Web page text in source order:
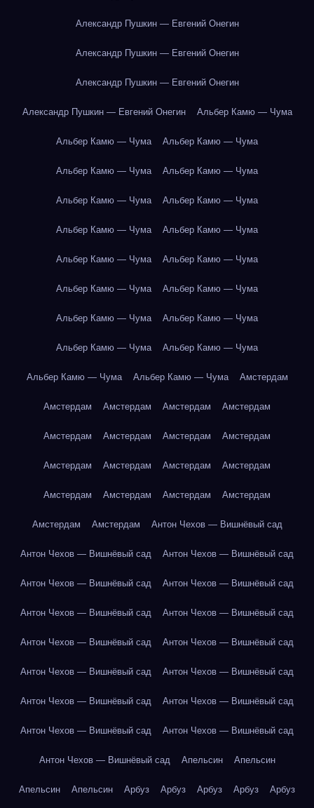
Александр Пушкин — Евгений Онегин
Александр Пушкин — Евгений Онегин
Александр Пушкин — Евгений Онегин
Александр Пушкин — Евгений Онегин Альбер Камю — Чума
Альбер Камю — Чума Альбер Камю — Чума
Альбер Камю — Чума Альбер Камю — Чума
Альбер Камю — Чума Альбер Камю — Чума
Альбер Камю — Чума Альбер Камю — Чума
Альбер Камю — Чума Альбер Камю — Чума
Альбер Камю — Чума Альбер Камю — Чума
Альбер Камю — Чума Альбер Камю — Чума
Альбер Камю — Чума Альбер Камю — Чума
Альбер Камю — Чума Альбер Камю — Чума Амстердам
Амстердам Амстердам Амстердам Амстердам
Амстердам Амстердам Амстердам Амстердам
Амстердам Амстердам Амстердам Амстердам
Амстердам Амстердам Амстердам Амстердам
Амстердам Амстердам Антон Чехов — Вишнёвый сад
Антон Чехов — Вишнёвый сад Антон Чехов — Вишнёвый сад
Антон Чехов — Вишнёвый сад Антон Чехов — Вишнёвый сад
Антон Чехов — Вишнёвый сад Антон Чехов — Вишнёвый сад
Антон Чехов — Вишнёвый сад Антон Чехов — Вишнёвый сад
Антон Чехов — Вишнёвый сад Антон Чехов — Вишнёвый сад
Антон Чехов — Вишнёвый сад Антон Чехов — Вишнёвый сад
Антон Чехов — Вишнёвый сад Антон Чехов — Вишнёвый сад
Антон Чехов — Вишнёвый сад Апельсин Апельсин
Апельсин Апельсин Арбуз Арбуз Арбуз Арбуз Арбуз